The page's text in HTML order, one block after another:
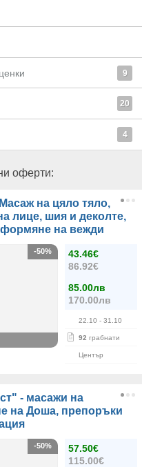
9
20
4
оферти:
на цяло тяло,
лице, шия и деколте,
на вежди
43.46€
86.92€
85.00лв
170.00лв
22.10 - 31.10
92 грабнати
Център
-50%
- масажи на
на Доша, препоръки
57.50€
115.00€
-50%